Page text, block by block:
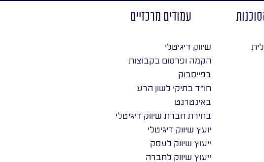
עמודים מרכזיים
שיווק דיגיטלי
הקמה ופרסום בקבוצות
בפייסבוק
חו״ד בתיקי לשון הרע
באינטרנט
בחירת חברת שיווק דיגיטלי
יועץ שיווק דיגיטלי
ייעוץ שיווק לעסק
ייעוץ שיווק לחברה